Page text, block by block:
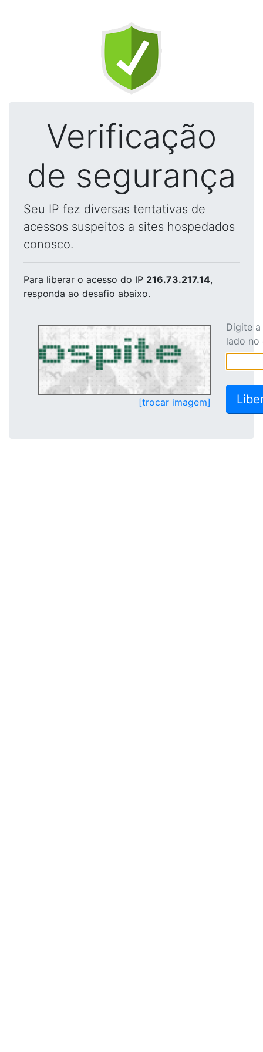
Verificação
de segurança
Seu IP fez diversas tentativas de
acessos suspeitos a sites hospedados
conosco.
Para liberar o acesso do IP 216.73.217.14,
responda ao desafio abaixo.
[trocar imagem]
Digite
lado no